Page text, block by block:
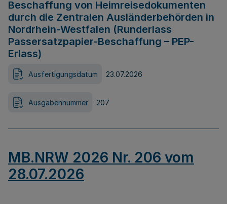
Beschaffung von Heimreisedokumenten
durch die Zentralen Ausländerbehörden in
Nordrhein-Westfalen (Runderlass
Passersatzpapier-Beschaffung – PEP-
Erlass)
Ausfertigungsdatum 23.07.2026
Ausgabennummer 207
MB.NRW 2026 Nr. 206 vom
28.07.2026